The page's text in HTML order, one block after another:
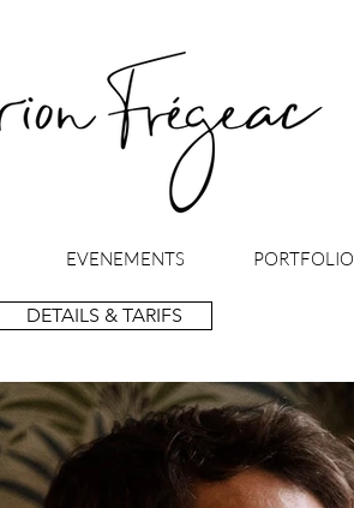
EVENEMENTS PORTFOLIO
DETAILS & TARIFS